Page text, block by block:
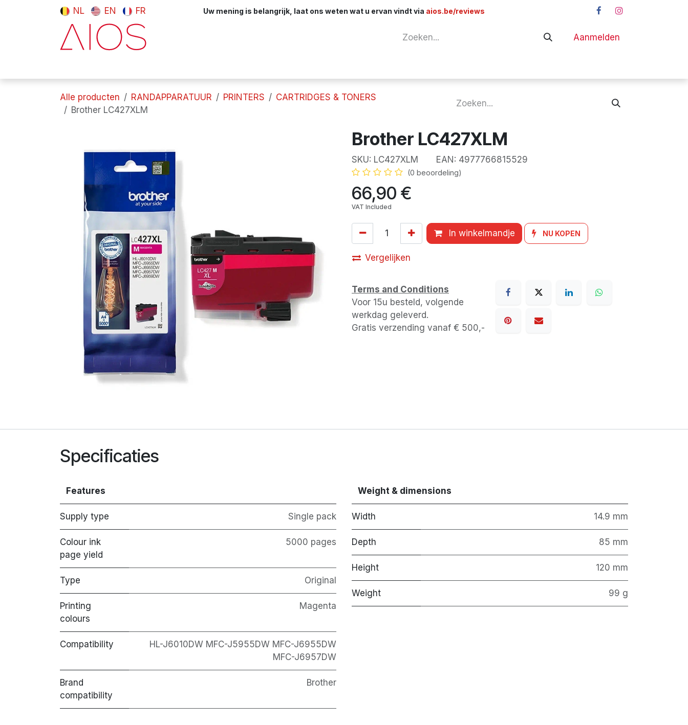
Overslaan naar inhoud
NL EN FR Uw mening is belangrijk, laat ons weten wat u ervan vindt via aios.be/reviews
Aanmelden
Alle producten RANDAPPARATUUR PRINTERS
CARTRIDGES & TONERS
Brother LC427XLM
Brother LC427XLM
SKU: LC427XLM EAN: 4977766815529
(0 beoordeling)
66,90 €
VAT Included
In winkelmandje NU KOPEN
Vergelijken
Terms and Conditions
Voor 15u besteld, volgende
werkdag geleverd.
Gratis verzending vanaf € 500,-
Specificaties
Features
Supply type Single pack
Colour ink
page yield
5000 pages
Type Original
Printing
colours
Magenta
Compatibility
HL-J6010DW MFC-J5955DW MFC-J6955DW
MFC-J6957DW
Brand
compatibility
Brother
Weight & dimensions
Width 14.9 mm
Depth 85 mm
Height 120 mm
Weight 99 g